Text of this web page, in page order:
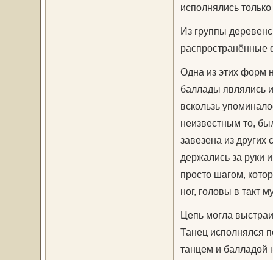
исполнялись
Из группы
Одна из этих форм
баллады являлись
вскользь
неизвестным то,
завезена из
держались за руки
просто шагом,
ног, головы в такт
Цепь могла
Танец исполнялся
танцем и балладой